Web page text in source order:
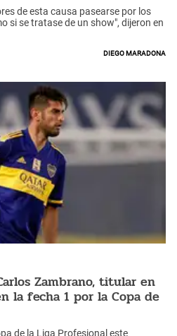
de esta causa pasearse por los
si se tratase de un show", dijeron en
Diego Maradona
Zambrano, titular en
la fecha 1 por la Copa de
de la Liga Profesional este